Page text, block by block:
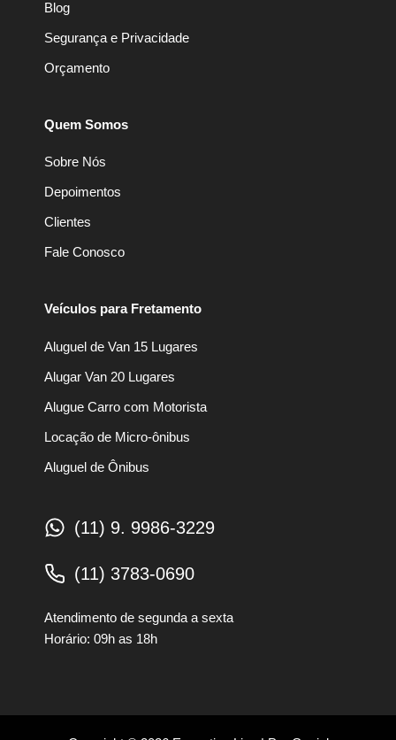
Blog
Segurança e Privacidade
Orçamento
Quem Somos
Sobre Nós
Depoimentos
Clientes
Fale Conosco
Veículos para Fretamento
Aluguel de Van 15 Lugares
Alugar Van 20 Lugares
Alugue Carro com Motorista
Locação de Micro-ônibus
Aluguel de Ônibus
(11) 9. 9986-3229
(11) 3783-0690
Atendimento de segunda a sexta
Horário: 09h as 18h